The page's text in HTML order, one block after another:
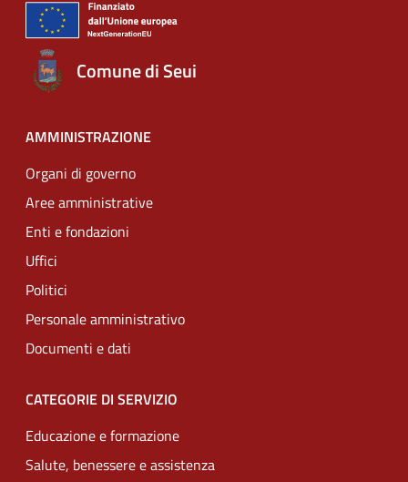
Comune di Seui
AMMINISTRAZIONE
Organi di governo
Aree amministrative
Enti e fondazioni
Uffici
Politici
Personale amministrativo
Documenti e dati
CATEGORIE DI SERVIZIO
Educazione e formazione
Salute, benessere e assistenza